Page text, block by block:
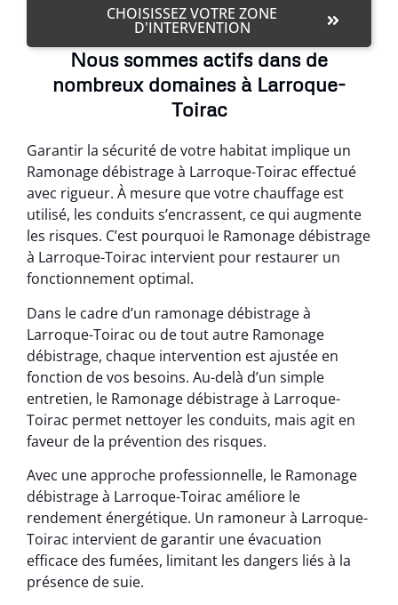
CHOISISSEZ VOTRE ZONE
D'INTERVENTION
Nous sommes actifs dans de
nombreux domaines à Larroque-
Toirac
Garantir la sécurité de votre habitat implique un
Ramonage débistrage à Larroque-Toirac effectué
avec rigueur. À mesure que votre chauffage est
utilisé, les conduits s’encrassent, ce qui augmente
les risques. C’est pourquoi le Ramonage débistrage
à Larroque-Toirac intervient pour restaurer un
fonctionnement optimal.
Dans le cadre d’un ramonage débistrage à
Larroque-Toirac ou de tout autre Ramonage
débistrage, chaque intervention est ajustée en
fonction de vos besoins. Au-delà d’un simple
entretien, le Ramonage débistrage à Larroque-
Toirac permet nettoyer les conduits, mais agit en
faveur de la prévention des risques.
Avec une approche professionnelle, le Ramonage
débistrage à Larroque-Toirac améliore le
rendement énergétique. Un ramoneur à Larroque-
Toirac intervient de garantir une évacuation
efficace des fumées, limitant les dangers liés à la
présence de suie.